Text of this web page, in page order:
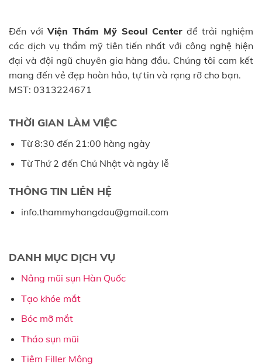
Đến với Viện Thẩm Mỹ Seoul Center để trải nghiệm
các dịch vụ thẩm mỹ tiên tiến nhất với công nghệ hiện
đại và đội ngũ chuyên gia hàng đầu. Chúng tôi cam kết
mang đến vẻ đẹp hoàn hảo, tự tin và rạng rỡ cho bạn.
MST: 0313224671
THỜI GIAN LÀM VIỆC
Từ 8:30 đến 21:00 hàng ngày
Từ Thứ 2 đến Chủ Nhật và ngày lễ
THÔNG TIN LIÊN HỆ
info.thammyhangdau@gmail.com
DANH MỤC DỊCH VỤ
Nâng mũi sụn Hàn Quốc
Tạo khóe mắt
Bóc mỡ mắt
Tháo sụn mũi
Tiêm Filler Mông